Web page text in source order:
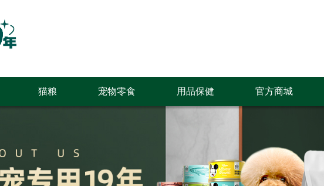
猫粮 宠物零食 用品保健 官方商城